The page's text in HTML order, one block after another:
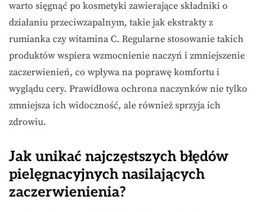
warto sięgnąć po kosmetyki zawierające składniki o
działaniu przeciwzapalnym, takie jak ekstrakty z
rumianka czy witamina C. Regularne stosowanie takich
produktów wspiera wzmocnienie naczyń i zmniejszenie
zaczerwienień, co wpływa na poprawę komfortu i
wyglądu cery. Prawidłowa ochrona naczynków nie tylko
zmniejsza ich widoczność, ale również sprzyja ich
zdrowiu.
Jak unikać najczęstszych błędów
pielęgnacyjnych nasilających
zaczerwienienia?